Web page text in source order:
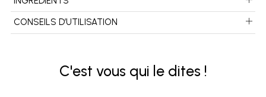
CONSEILS D’UTILISATION
C'est vous qui le dites !